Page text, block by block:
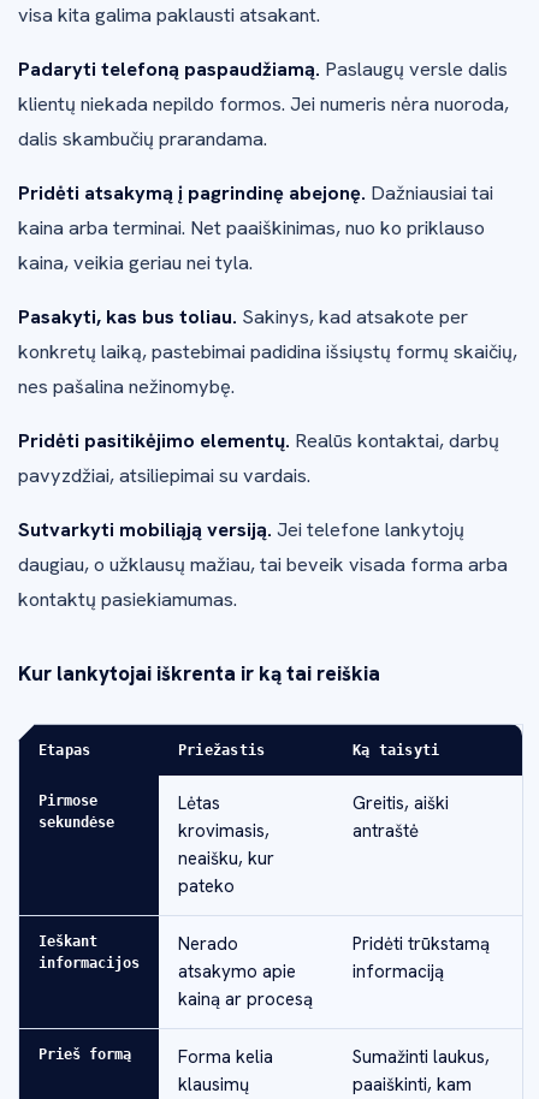
visa kita galima paklausti atsakant.
Padaryti telefoną paspaudžiamą. Paslaugų versle dalis
klientų niekada nepildo formos. Jei numeris nėra nuoroda,
dalis skambučių prarandama.
Pridėti atsakymą į pagrindinę abejonę. Dažniausiai tai
kaina arba terminai. Net paaiškinimas, nuo ko priklauso
kaina, veikia geriau nei tyla.
Pasakyti, kas bus toliau. Sakinys, kad atsakote per
konkretų laiką, pastebimai padidina išsiųstų formų skaičių,
nes pašalina nežinomybę.
Pridėti pasitikėjimo elementų. Realūs kontaktai, darbų
pavyzdžiai, atsiliepimai su vardais.
Sutvarkyti mobiliąją versiją. Jei telefone lankytojų
daugiau, o užklausų mažiau, tai beveik visada forma arba
kontaktų pasiekiamumas.
Kur lankytojai iškrenta ir ką tai reiškia
Etapas Priežastis Ką taisyti
Pirmose
sekundėse
Lėtas
krovimasis,
neaišku, kur
pateko
Greitis, aiški
antraštė
Ieškant
informacijos
Nerado
atsakymo apie
kainą ar procesą
Pridėti trūkstamą
informaciją
Prieš formą
Forma kelia
klausimų
Sumažinti laukus,
paaiškinti, kam